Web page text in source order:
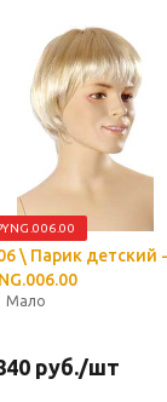
\ Парик детский -
Мало
руб./шт